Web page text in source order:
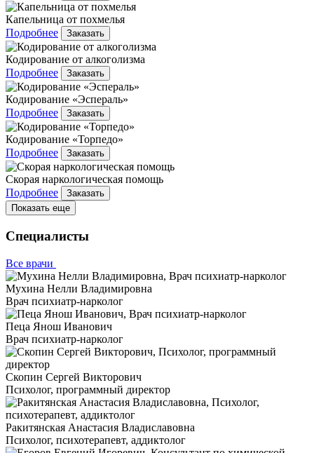
Капельница от похмелья
Подробнее
Заказать
Кодирование от алкоголизма
Подробнее
Заказать
Кодирование «Эспераль»
Подробнее
Заказать
Кодирование «Торпедо»
Подробнее
Заказать
Скорая наркологическая помощь
Подробнее
Заказать
Показать еще
Специалисты
Все врачи
Мухина Нелли Владимировна
Врач психиатр-нарколог
Пеца Янош Иванович
Врач психиатр-нарколог
Скопин Сергей Викторович
Психолог, программный директор
Ракитянская Анастасия Владиславовна
Психолог, психотерапевт, аддиктолог